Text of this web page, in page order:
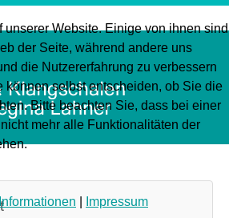
unserer Website. Einige von ihnen sind
der Seite, während andere uns
die Nutzererfahrung zu verbessern
können selbst entscheiden, ob Sie die
Bitte beachten Sie, dass bei einer
mehr alle Funktionalitäten der
Impressum